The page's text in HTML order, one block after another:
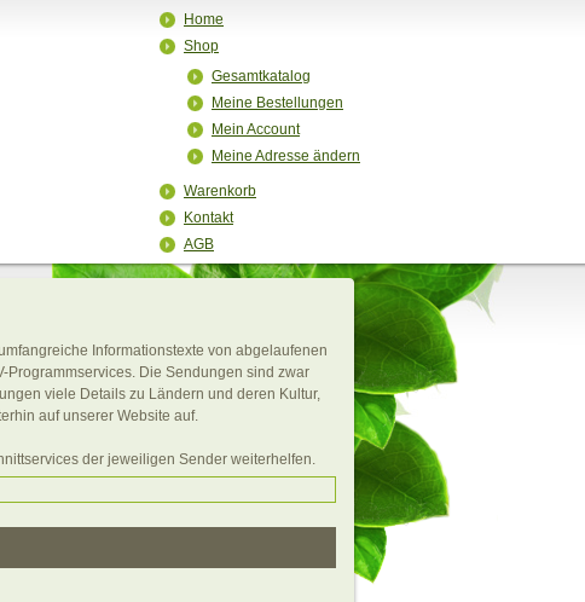
Home
Shop
Gesamtkatalog
Meine Bestellungen
Mein Account
Meine Adresse ändern
Warenkorb
Kontakt
AGB
Informationstexte von abgelaufenen
Die Sendungen sind zwar
viele Details zu Ländern und deren Kultur,
auf unserer Website auf.
der jeweiligen Sender weiterhelfen.